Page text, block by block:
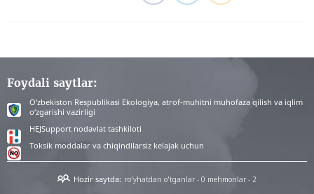
Foydali saytlar:
O‘zbekiston Respublikasi Ekologiya, atrof-muhitni muhofaza qilish va iqlim
o‘zgarishi vazirligi
HEJSupport nodavlat tashkiloti
Toksik moddalar va chiqindilarsiz kelajak uchun
Hozir saytda: ro'yhatdan o'tganlar - 0 mehmonlar - 2